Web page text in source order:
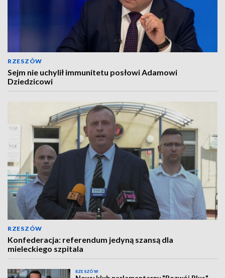
RZESZÓW
Sejm nie uchylił immunitetu posłowi Adamowi
Dziedzicowi
RZESZÓW
Konfederacja: referendum jedyną szansą dla
mieleckiego szpitala
RZESZÓW